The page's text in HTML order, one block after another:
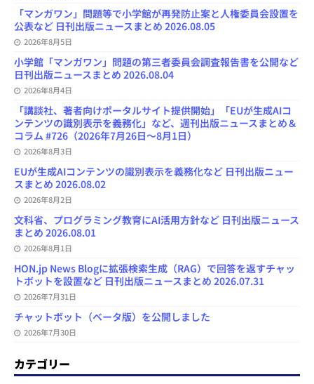
「マンガワン」問題等で小学館が再発防止案と人権委員会設置を
公表など 日刊出版ニュースまとめ 2026.08.05
2026年8月5日
小学館「マンガワン」問題の第三者委員会調査報告書を公開など
日刊出版ニュースまとめ 2026.08.04
2026年8月4日
「講談社、著者向けポータルサイト提供開始」「EUが生成AIコ
ンテンツの識別表示を義務化」など、週刊出版ニュースまとめ＆
コラム #726（2026年7月26日～8月1日）
2026年8月3日
EUが生成AIコンテンツの識別表示を義務化など 日刊出版ニュー
スまとめ 2026.08.02
2026年8月2日
文科省、プログラミング教育にAI活用方針など 日刊出版ニュース
まとめ 2026.08.01
2026年8月1日
HON.jp News Blogに拡張検索生成（RAG）で回答を返すチャッ
トボットを設置など 日刊出版ニュースまとめ 2026.07.31
2026年7月31日
チャットボット（ベータ版）を公開しました
2026年7月30日
カテゴリー